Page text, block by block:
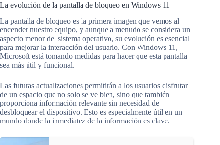
La evolución de la pantalla de bloqueo en Windows 11
La pantalla de bloqueo es la primera imagen que vemos al
encender nuestro equipo, y aunque a menudo se considera un
aspecto menor del sistema operativo, su evolución es esencial
para mejorar la interacción del usuario. Con Windows 11,
Microsoft está tomando medidas para hacer que esta pantalla
sea más útil y funcional.
Las futuras actualizaciones permitirán a los usuarios disfrutar
de un espacio que no solo se ve bien, sino que también
proporciona información relevante sin necesidad de
desbloquear el dispositivo. Esto es especialmente útil en un
mundo donde la inmediatez de la información es clave.